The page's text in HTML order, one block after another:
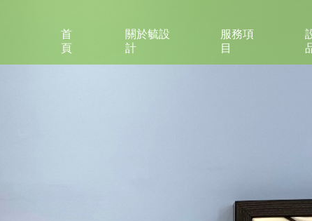
首
頁
關於毓設
計
服務項
目